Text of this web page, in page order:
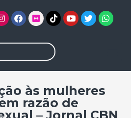
às mulheres
razão de
– Jornal CBN